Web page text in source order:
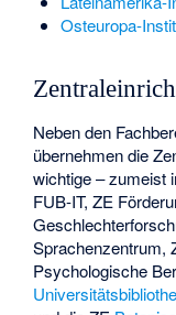
Osteuropa-
Neben den
übernehmen die
wichtige – zumeist
FUB-IT, ZE
Sprachenzentrum,
Psychologische